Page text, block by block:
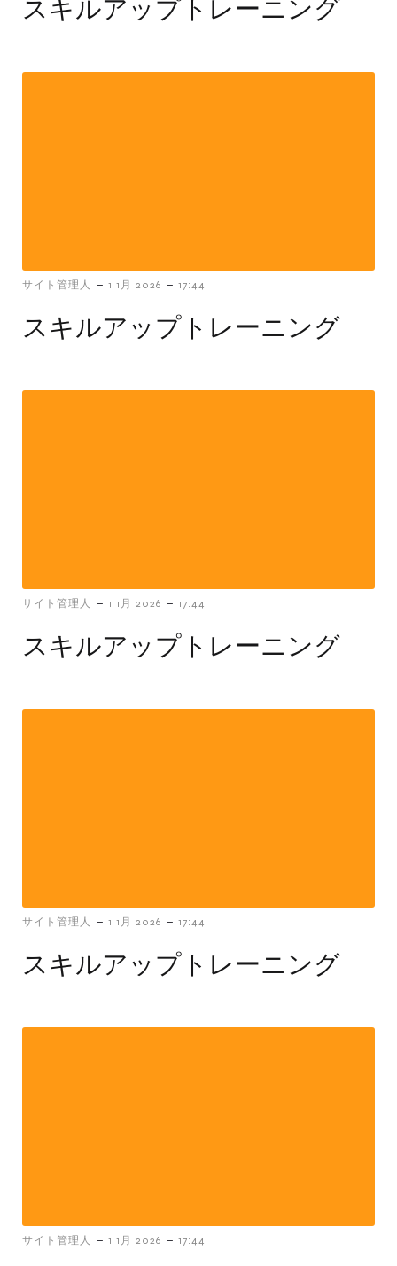
スキルアップトレーニング
サイト管理人 - 1 1月 2026 - 17:44
スキルアップトレーニング
サイト管理人 - 1 1月 2026 - 17:44
スキルアップトレーニング
サイト管理人 - 1 1月 2026 - 17:44
スキルアップトレーニング
サイト管理人 - 1 1月 2026 - 17:44